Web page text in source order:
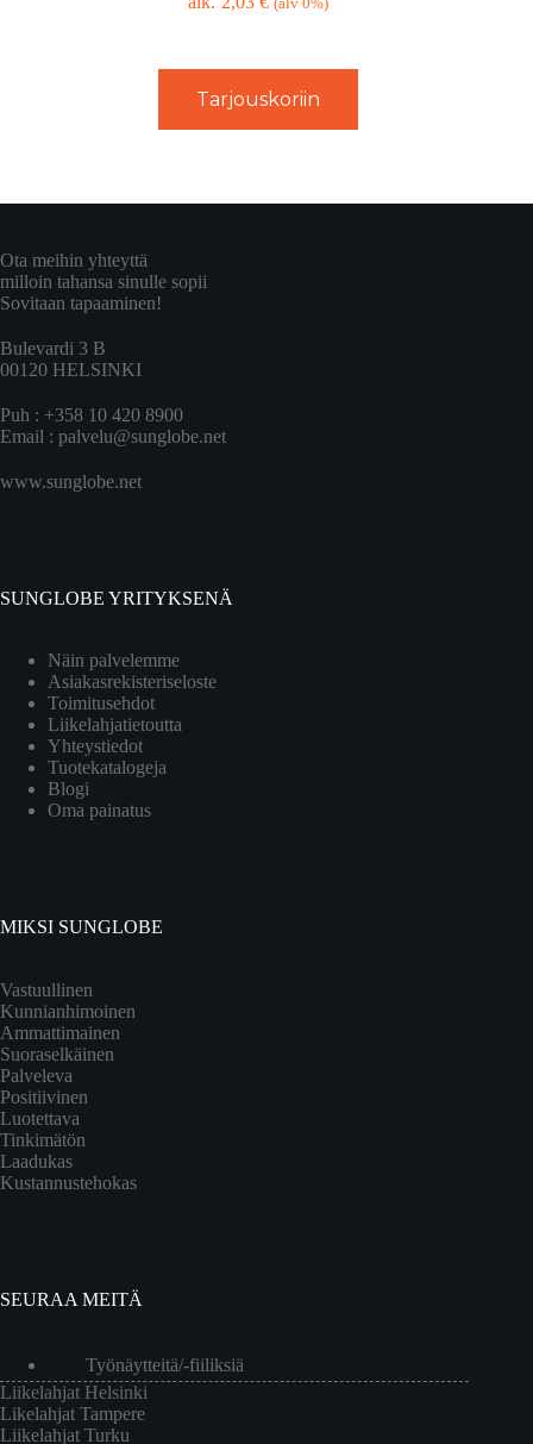
(alv 0%)
Tarjouskoriin
Ota meihin yhteyttä
milloin tahansa sinulle sopii
Sovitaan tapaaminen!
Bulevardi 3 B
00120 HELSINKI
Puh : +358 10 420 8900
Email : palvelu@sunglobe.net
www.sunglobe.net
SUNGLOBE YRITYKSENÄ
Näin palvelemme
Asiakasrekisteriseloste
Toimitusehdot
Liikelahjatietoutta
Yhteystiedot
Tuotekatalogeja
Blogi
Oma painatus
MIKSI SUNGLOBE
Vastuullinen
Kunnianhimoinen
Ammattimainen
Suoraselkäinen
Palveleva
Positiivinen
Luotettava
Tinkimätön
Laadukas
Kustannustehokas
SEURAA MEITÄ
Työnäytteitä/-fiiliksiä
Liikelahjat Helsinki
Likelahjat Tampere
Liikelahjat Turku